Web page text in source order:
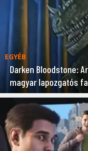
EGYÉB
Darken Bloodstone:
magyar lapozgatós